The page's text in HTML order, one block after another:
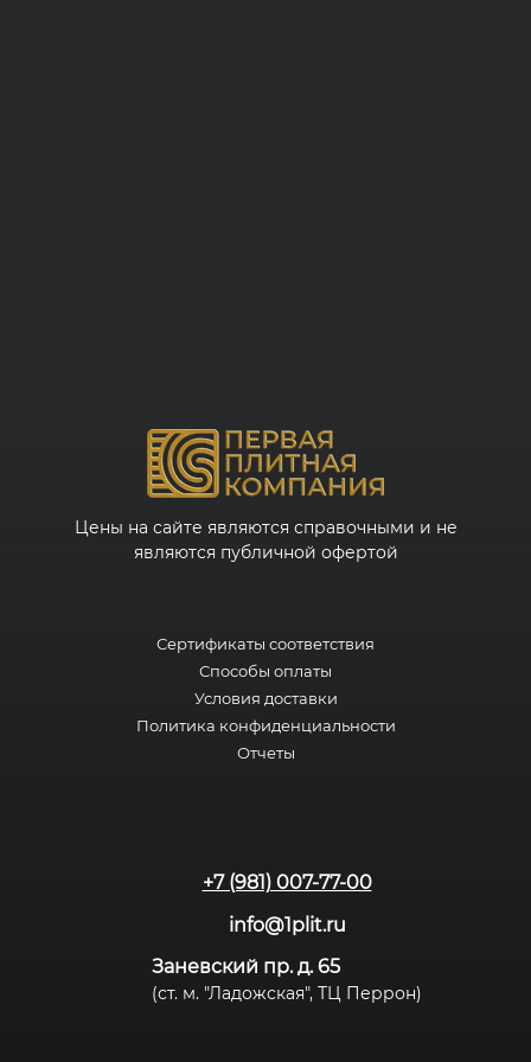
Цены на сайте являются справочными и не
являются публичной офертой
Сертификаты соответствия
Способы оплаты
Условия доставки
Политика конфиденциальности
Отчеты
+7 (981) 007-77-00
info@1plit.ru
Заневский пр. д. 65
(ст. м. "Ладожская", ТЦ Перрон)